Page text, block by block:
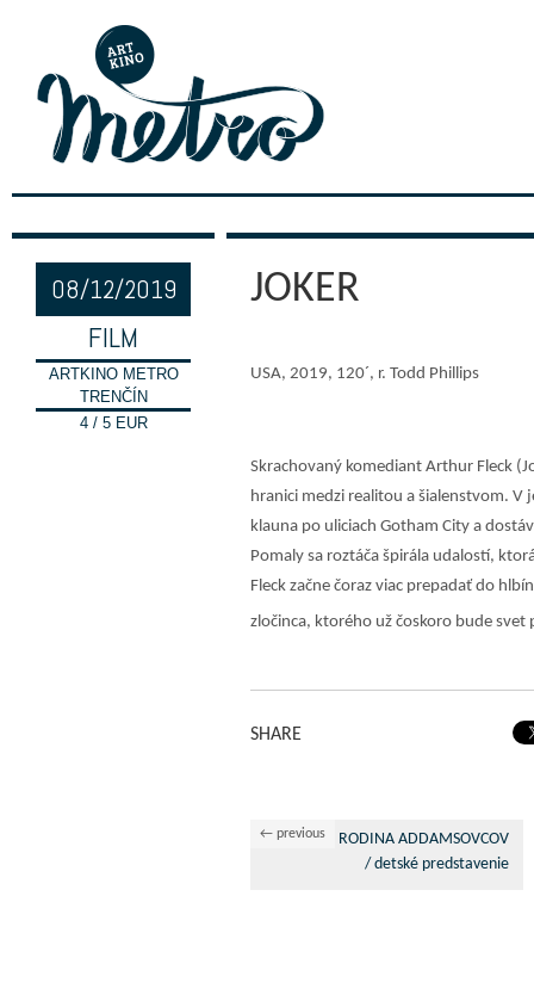
08/12/2019
FILM
ARTKINO METRO
TRENČÍN
4 / 5 EUR
JOKER
USA, 2019, 120´, r. Todd Phillips
Skrachovaný komediant Arthur Fleck
hranici medzi realitou a šialenstvom.
klauna po uliciach Gotham City a
Pomaly sa roztáča špirála udalostí,
Fleck začne čoraz viac prepadať do
zločinca, ktorého už čoskoro bude svet
SHARE
← previous
RODINA ADDAMSOVCOV
/ detské predstavenie